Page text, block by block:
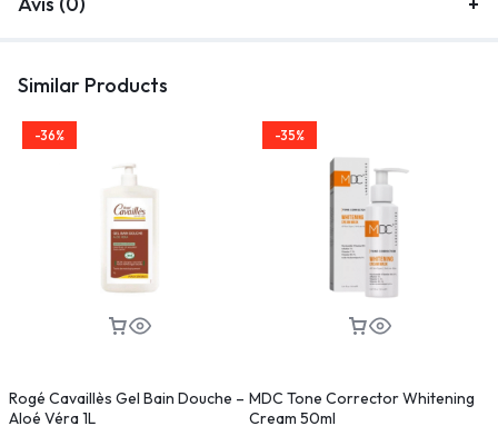
Similar Products
-36%
Rogé Cavaillès Gel Bain Douche –
Aloé Véra 1L
-35%
MDC Tone Corrector Whitening
Cream 50ml